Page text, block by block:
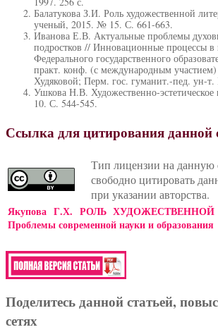
Балатукова З.И. Роль художественной
ученый, 2015. № 15. С. 661-663.
Иванова Е.В. Актуальные проблемы
подростков // Инновационные процессы
Федерального государственного
практ. конф. (с международным
Худяковой; Перм. гос. гуманит.-пед. ун-
Ушкова Н.В. Художественно-
10. С. 544-545.
Ссылка для цитирования данной
Тип лицензии на данную
свободно цитировать
при указании авторства.
Якупова Г.Х. РОЛЬ
Проблемы современной науки и
Поделитесь данной статьей,
сетях